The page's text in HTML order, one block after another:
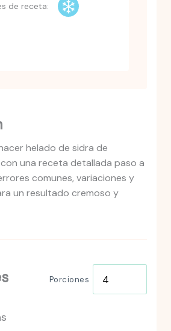
de receta:
helado de sidra de
una receta detallada paso a
comunes, variaciones y
un resultado cremoso y
Porciones